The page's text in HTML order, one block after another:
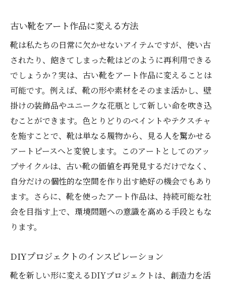
古い靴をアート作品に変える方法
靴は私たちの日常に欠かせないアイテムですが、使い古
されたり、飽きてしまった靴はどのように再利用できる
でしょうか？実は、古い靴をアート作品に変えることは
可能です。例えば、靴の形や素材をそのまま活かし、壁
掛けの装飾品やユニークな花瓶として新しい命を吹き込
むことができます。色とりどりのペイントやテクスチャ
を施すことで、靴は単なる履物から、見る人を驚かせる
アートピースへと変貌します。このアートとしてのアッ
プサイクルは、古い靴の価値を再発見するだけでなく、
自分だけの個性的な空間を作り出す絶好の機会でもあり
ます。さらに、靴を使ったアート作品は、持続可能な社
会を目指す上で、環境問題への意識を高める手段ともな
ります。
DIYプロジェクトのインスピレーション
靴を新しい形に変えるDIYプロジェクトは、創造力を活